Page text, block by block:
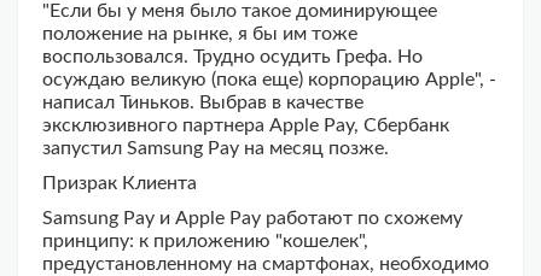
"Если бы у меня было такое доминирующее
положение на рынке, я бы им тоже
воспользовался. Трудно осудить Грефа. Но
осуждаю великую (пока еще) корпорацию Apple", -
написал Тиньков. Выбрав в качестве
эксклюзивного партнера Apple Pay, Сбербанк
запустил Samsung Pay на месяц позже.
Призрак Клиента
Samsung Pay и Apple Pay работают по схожему
принципу: к приложению "кошелек",
предустановленному на смартфонах, необходимо